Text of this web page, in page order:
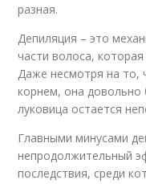
разная.
Депиляция – это
части волоса,
Даже несмотря на то,
корнем, она довольно
луковица остается
Главными минусами
непродолжительный
последствия, среди